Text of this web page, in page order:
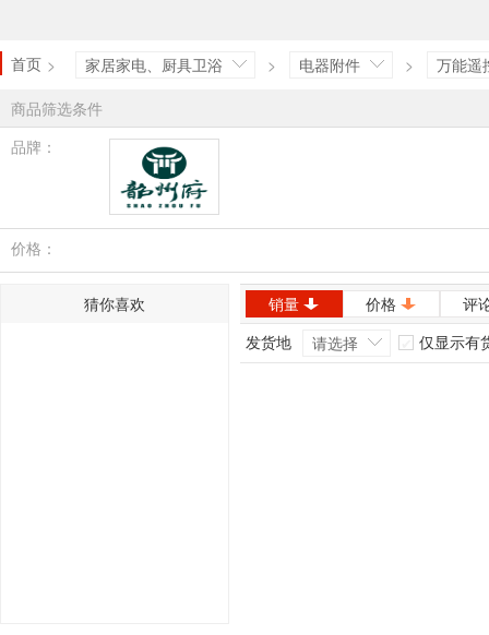
首页 > 家居家电、厨具卫浴 > 电器附件 >
万能遥
商品筛选条件
品牌：
韶州府
价格：
猜你喜欢 销量 价格
评
发货地
请选择 仅显示有